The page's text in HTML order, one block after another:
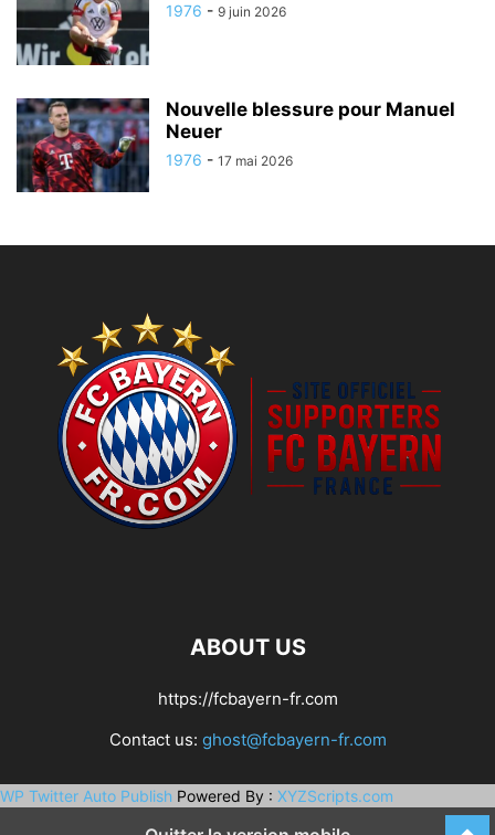
1976 - 9 juin 2026
Nouvelle blessure pour Manuel
Neuer
1976 - 17 mai 2026
ABOUT US
https://fcbayern-fr.com
Contact us: ghost@fcbayern-fr.com
WP Twitter Auto Publish Powered By : XYZScripts.com